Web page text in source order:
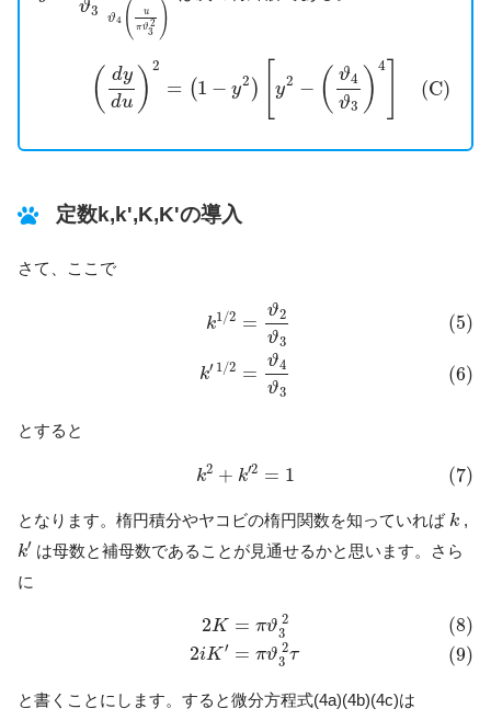
ϑ3 ϑ4 (
u
πϑ 2
3 )
( dy
du ) 2
= (1 − y2 ) y2 − ( ϑ4
ϑ3 ) 4
(C)
dy )[ ]
定数k,k',K,K'の導入
さて、ここで
k1 /2 =
ϑ2
ϑ3
k′ 1 /2 =
ϑ4
ϑ3
(5)
(6)
k′
とすると
k2 + k′2 = 1 (7)
(7) +k 1
となります。楕円積分やヤコビの楕円関数を知っていれば k
k ,
k′
k′ は母数と補母数であることが見通せるかと思います。さら
に
2K = πϑ 2
3
2iK ′ = πϑ 2
3 τ
(8)
(9)
ϑ 3 2 2i K
と書くことにします。すると微分方程式(4a)(4b)(4c)は